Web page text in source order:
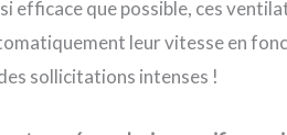
que possible, ces
leur vitesse en
sollicitations intenses !